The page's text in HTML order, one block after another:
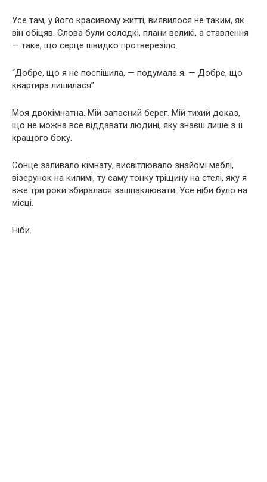
Усе там, у його красивому житті, виявилося не таким, як
він обіцяв. Слова були солодкі, плани великі, а ставлення
— таке, що серце швидко протверезіло.
“Добре, що я не поспішила, — подумала я. — Добре, що
квартира лишилася”.
Моя двокімнатна. Мій запасний берег. Мій тихий доказ,
що не можна все віддавати людині, яку знаєш лише з її
кращого боку.
Сонце заливало кімнату, висвітлювало знайомі меблі,
візерунок на килимі, ту саму тонку тріщину на стелі, яку я
вже три роки збиралася зашпаклювати. Усе ніби було на
місці.
Ніби.